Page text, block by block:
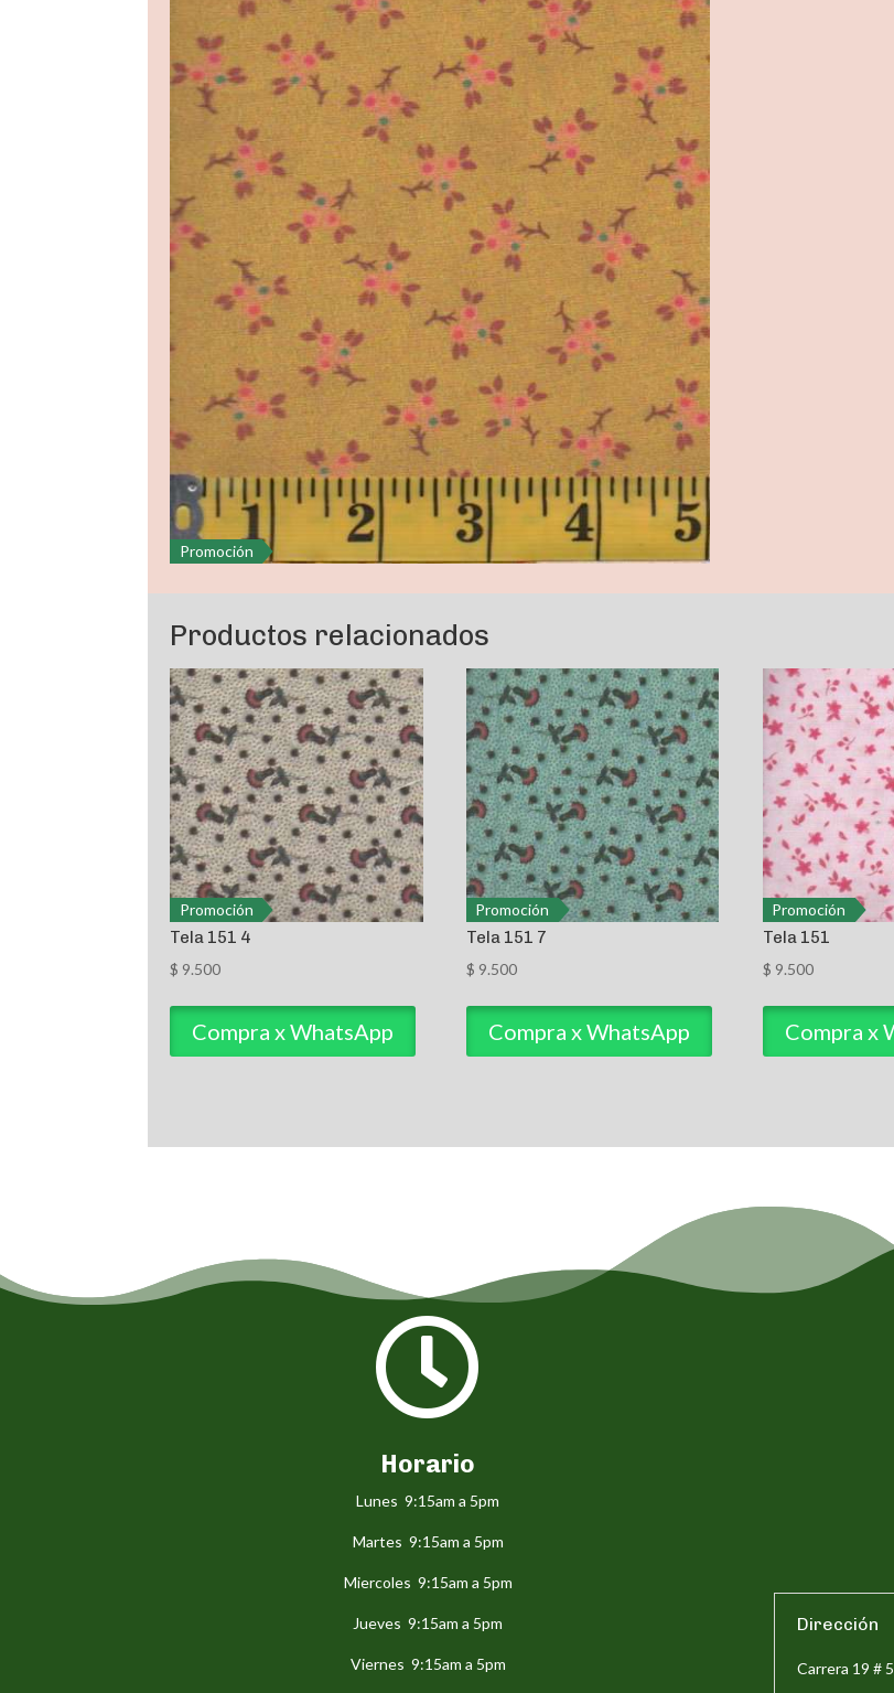
Promoción
Productos relacionados
Promoción
Tela 151 4
$ 9.500
Compra x WhatsApp
Promoción
Tela 151 7
$ 9.500
Compra x WhatsApp
Promoción
Tela 151
$ 9.500
Compra x

Horario
Lunes 9:15am a 5pm
Martes 9:15am a 5pm
Miercoles 9:15am a 5pm
Jueves 9:15am a 5pm
Viernes 9:15am a 5pm
Dirección
Carrera 19 #